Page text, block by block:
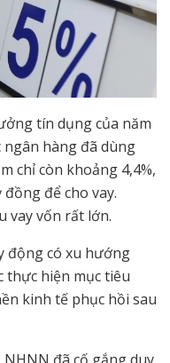
tín dụng của năm
ngân hàng đã dùng
chỉ còn khoảng 4,4%,
để cho vay.
vay vốn rất lớn.
động có xu hướng
thực hiện mục tiêu
kinh tế phục hồi sau